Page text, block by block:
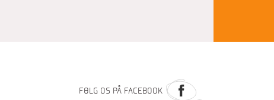
FØLG OS PÅ FACEBOOK